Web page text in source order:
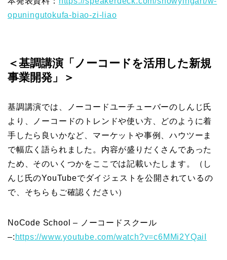
opuningutokufa-biao-zi-liao
＜基調講演「ノーコードを活用した新規
事業開発」＞
基調講演では、ノーコードユーチューバーのしんじ氏
より、ノーコードのトレンドや使い方、どのように着
手したら良いかなど、マーケットや事例、ハウツーま
で幅広く語られました。内容が盛りだくさんであった
ため、そのいくつかをここでは記載いたします。（し
んじ氏のYouTubeでダイジェストを公開されているの
で、そちらもご確認ください）
NoCode School – ノーコードスクール
–: https://www.youtube.com/watch?v=c6MMi2YQaiI